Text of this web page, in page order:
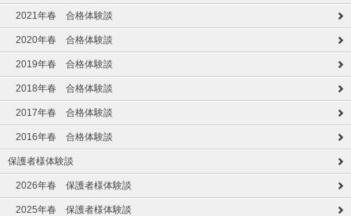
2021年春 合格体験談
2020年春 合格体験談
2019年春 合格体験談
2018年春 合格体験談
2017年春 合格体験談
2016年春 合格体験談
保護者様体験談
2026年春 保護者様体験談
2025年春 保護者様体験談